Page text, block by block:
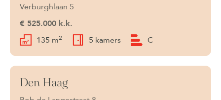
Verburghlaan 5
€ 525.000 k.k.
135 m2 5 kamers C
Verkocht onder voorbehoud
Den Haag